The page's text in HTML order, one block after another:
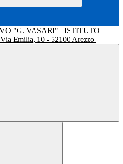
ISTITUTO
Via Emilia, 10 - 52100 Arezzo